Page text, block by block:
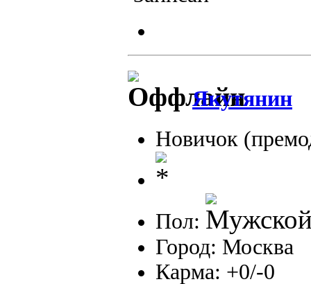
Якутянин
Новичок
Пол:
Город: Москва
Карма: +0/-0